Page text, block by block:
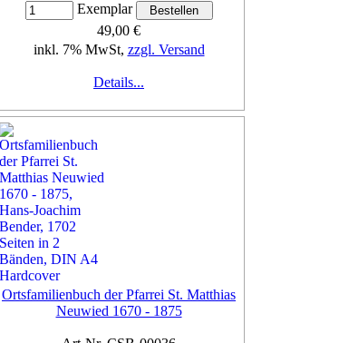
Exemplar
49,00 €
inkl. 7% MwSt, zzgl. Versand
Details...
Ortsfamilienbuch der Pfarrei St. Matthias
Neuwied 1670 - 1875